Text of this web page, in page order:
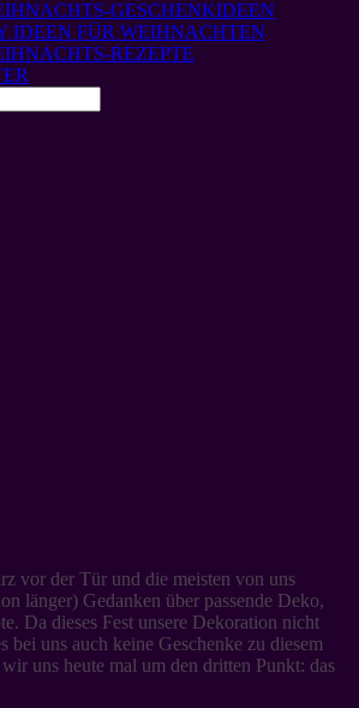
GESCHENKIDEEN
IDEEN FÜR WEIHNACHTEN
REZEPTE
vor der Tür und die meisten von uns
länger) Gedanken über passende Deko,
Da dieses Fest unsere Dekoration nicht
bei uns auch keine Geschenke zu diesem
uns heute mal um den dritten Punkt: das